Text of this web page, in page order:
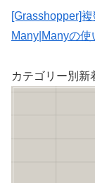
[Grasshopper]
Many|Manyの使
カテゴリー別新